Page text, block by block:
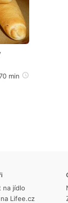
nebyl hodnocen
min
na jídlo
Lifee.cz